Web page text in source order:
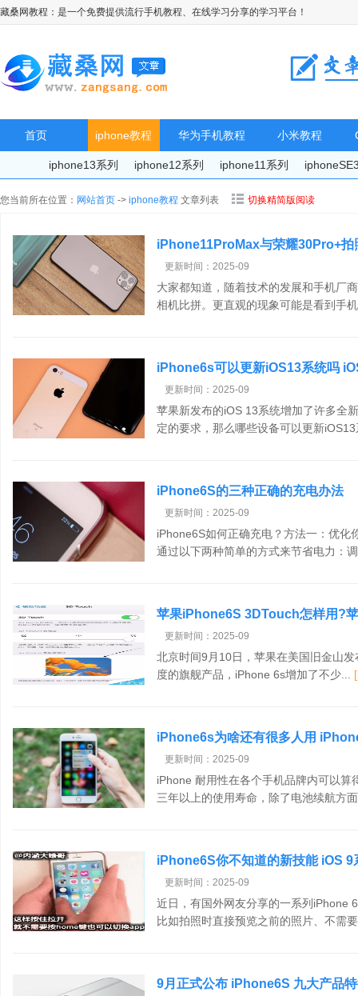
藏桑网教程：是一个免费提供流行手机教程、在线学习分享的学习平台！
首页 iphone教程 华为手机教程 小米教程
iphone13系列 iphone12系列 iphone11系列
您当前所在位置： 网站首页 -> iphone教程 文章列表 切换精简版阅读
iPhone11ProMax与荣耀30Pro+
30Pro+拍照对比
更新时间：2025-09
大家都知道，随着技术的发展和手机厂
相机比拼。更直观的现象可能是看到手
iPhone6s可以更新iOS13系统吗
更新时间：2025-09
苹果新发布的iOS 13系统增加了许多全
定的要求，那么哪些设备可以更新
iPhone6S的三种正确的充电办法
更新时间：2025-09
iPhone6S如何正确充电？方法一：优化
通过以下两种简单的方式来节省电力：
苹果iPhone6S 3DTouch怎样用?
更新时间：2025-09
北京时间9月10日，苹果在美国旧金山
度的旗舰产品，iPhone 6s增加了不少...
iPhone6s为啥还有很多人用
更新时间：2025-09
iPhone 耐用性在各个手机品牌内可以
三年以上的使用寿命，除了电池续航方
iPhone6S你不知道的新技能 iOS 9
更新时间：2025-09
近日，有国外网友分享的一系列iPhone
比如拍照时直接预览之前的照片、不需
9月正式公布 iPhone6S 九大产品